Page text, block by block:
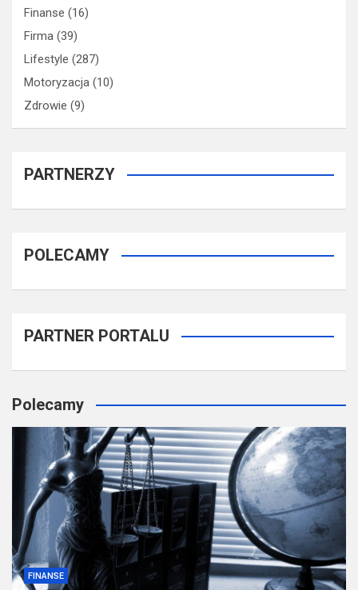
Finanse (16)
Firma (39)
Lifestyle (287)
Motoryzacja (10)
Zdrowie (9)
PARTNERZY
POLECAMY
PARTNER PORTALU
Polecamy
FINANSE